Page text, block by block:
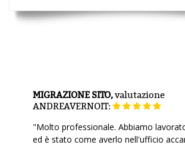
MIGRAZIONE SITO,valutazione
ANDREAVERNOIT:
"Molto professionale. Abbiamo
ed è stato come averlo nell'ufficio